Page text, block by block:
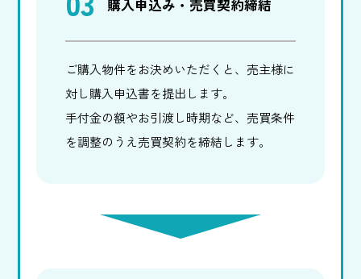
購入申込み・売買契約締結
ご購入物件をお決めいただくと、売主様に
対し購入申込書を提出します。
手付金の額やお引渡し時期など、売買条件
を調整のうえ売買契約を締結します。